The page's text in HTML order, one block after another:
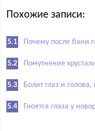
Похожие записи:
Почему после бани
Помутнение
Болит глаз и голова,
Гноятся глаза у